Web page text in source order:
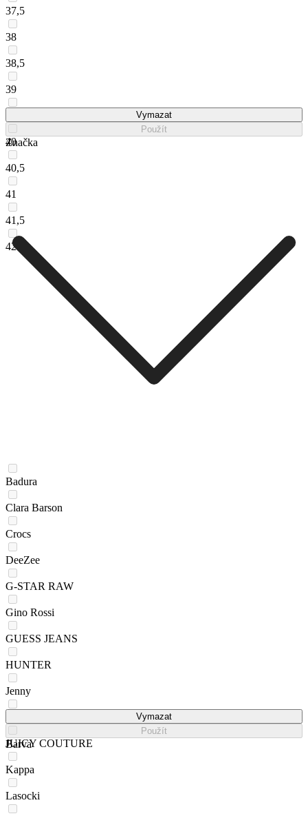
37,5
38
38,5
39
40
40,5
41
41,5
42
Vymazat
Použít
Značka
Badura
Clara Barson
Crocs
DeeZee
G-STAR RAW
Gino Rossi
GUESS JEANS
HUNTER
Jenny
JUICY COUTURE
Kappa
Lasocki
Vymazat
Použít
Barva